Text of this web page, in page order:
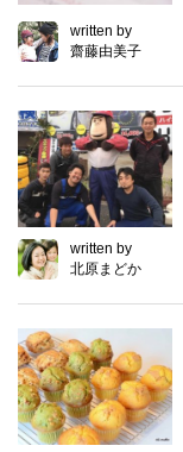
written by
齋藤由美子
written by
北原まどか